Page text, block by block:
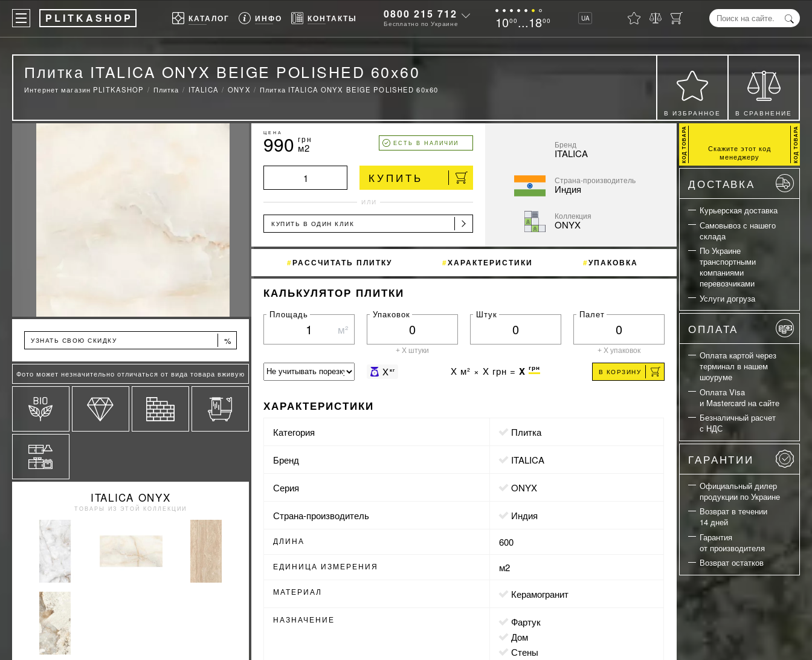
P LITKASHOP КАТАЛОГ ИНФО КОНТАКТЫ 0800 215 712
Бесплатно по Украине 1000 ...1800 UA
Плитка ITALICA ONYX BEIGE POLISHED 60x60
Интернет магазин PLITKASHOP Плитка ITALICA ONYX Плитка ITALICA ONYX BEIGE POLISHED 60x60
В ИЗБРАННОЕ В СРАВНЕНИЕ
УЗНАТЬ СВОЮ СКИДКУ %
Фото может незначительно отличаться от вида товара вживую
ITALICA ONYX
ТОВАРЫ ИЗ ЭТОЙ КОЛЛЕКЦИИ
ЦЕНА
990 грн
м2 ЕСТЬ В НАЛИЧИИ
КУПИТЬ
ИЛИ
КУПИТЬ В ОДИН КЛИК
Бренд
ITALICA
Страна-производитель
Индия
Коллекция
ONYX
РАССЧИТАТЬ ПЛИТКУ ХАРАКТЕРИСТИКИ УПАКОВКА
КАЛЬКУЛЯТОР ПЛИТКИ
Площадь
м²
Упаковок
+ X штуки
Штук Палет
+ X упаковок
X кг X м² × X грн = X грн В КОРЗИНУ
ХАРАКТЕРИСТИКИ
Категория Плитка
Бренд ITALICA
Серия ONYX
Страна-производитель Индия
ДЛИНА 600
ЕДИНИЦА ИЗМЕРЕНИЯ м2
МАТЕРИАЛ Керамогранит
НАЗНАЧЕНИЕ
фартук
дом
стены
Скажите этот код
менеджеру
ДОСТАВКА
Курьерская доставка
Самовывоз с нашего
склада
По Украине
транспортными
компаниями
перевозчиками
Услуги догруза
ОПЛАТА
Оплата картой через
терминал в нашем
шоуруме
Оплата Visa
и Mastercard на сайте
Безналичный расчет
с НДС
ГАРАНТИИ
Официальный дилер
продукции по Украине
Возврат в течении
14 дней
Гарантия
от производителя
Возврат остатков